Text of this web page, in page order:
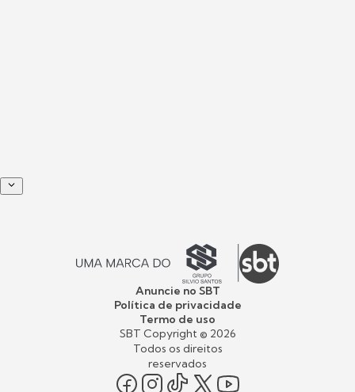
Anuncie no SBT
Política de privacidade
Termo de uso
SBT Copyright © 2026
Todos os direitos
reservados